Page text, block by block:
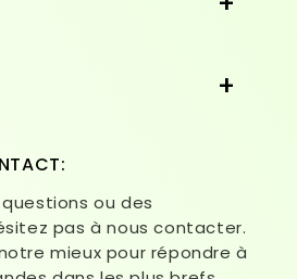
ou des
pas à nous contacter.
mieux pour répondre à